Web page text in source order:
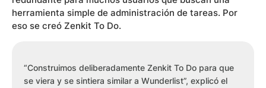
herramienta simple de administración de tareas. Por
eso se creó Zenkit To Do.
“Construimos deliberadamente Zenkit To Do para que
se viera y se sintiera similar a Wunderlist”, explicó el